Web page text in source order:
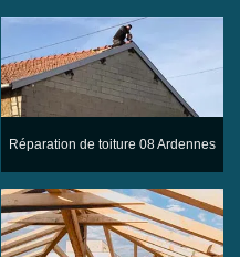
Réparation de toiture 08 Ardennes